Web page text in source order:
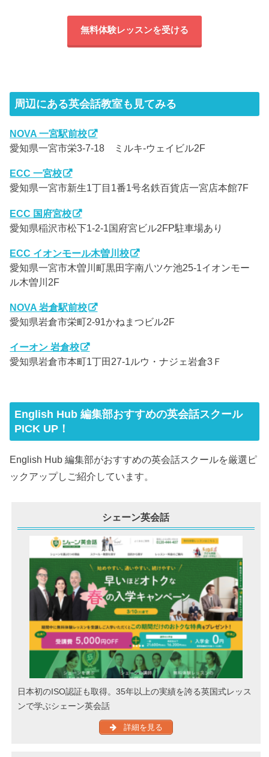
無料体験レッスンを受ける
周辺にある英会話教室も見てみる
NOVA 一宮駅前校
愛知県一宮市栄3-7-18 ミルキ-ウェイビル2F
ECC 一宮校
愛知県一宮市新生1丁目1番1号名鉄百貨店一宮店本館7F
ECC 国府宮校
愛知県稲沢市松下1-2-1国府宮ビル2FP駐車場あり
ECC イオンモール木曽川校
愛知県一宮市木曽川町黒田字南八ツケ池25-1イオンモー
ル木曽川2F
NOVA 岩倉駅前校
愛知県岩倉市栄町2-91かねまつビル2F
イーオン 岩倉校
愛知県岩倉市本町1丁田27-1ルウ・ナジェ岩倉3Ｆ
English Hub 編集部おすすめの英会話スクール
PICK UP！
English Hub 編集部がおすすめの英会話スクールを厳選ピ
ックアップしご紹介しています。
シェーン英会話
日本初のISO認証も取得。35年以上の実績を誇る英国式レッス
ンで学ぶシェーン英会話
詳細を見る